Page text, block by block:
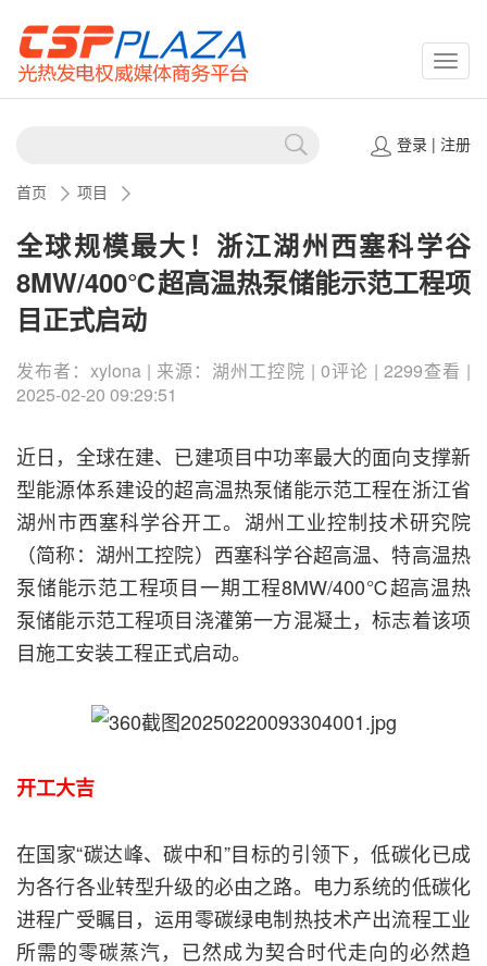
登录| 注册
首页 项目
全球规模最大！浙江湖州西塞科学谷
8MW/400℃超高温热泵储能示范工程项
目正式启动
发布者：xylona | 来源：湖州工控院 | 0评论 | 2299查看 |
2025-02-20 09:29:51
近日，全球在建、已建项目中功率最大的面向支撑新
型能源体系建设的超高温热泵储能示范工程在浙江省
湖州市西塞科学谷开工。湖州工业控制技术研究院
（简称：湖州工控院）西塞科学谷超高温、特高温热
泵储能示范工程项目一期工程8MW/400℃超高温热
泵储能示范工程项目浇灌第一方混凝土，标志着该项
目施工安装工程正式启动。
开工大吉
在国家“碳达峰、碳中和”目标的引领下，低碳化已成
为各行各业转型升级的必由之路。电力系统的低碳化
进程广受瞩目，运用零碳绿电制热技术产出流程工业
所需的零碳蒸汽，已然成为契合时代走向的必然趋